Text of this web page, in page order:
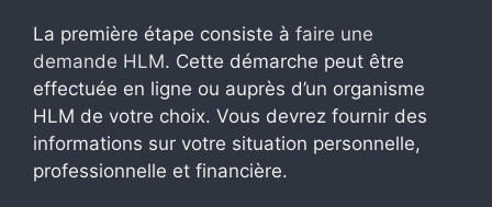
La première étape consiste à faire une
demande HLM. Cette démarche peut être
effectuée en ligne ou auprès d’un organisme
HLM de votre choix. Vous devrez fournir des
informations sur votre situation personnelle,
professionnelle et financière.